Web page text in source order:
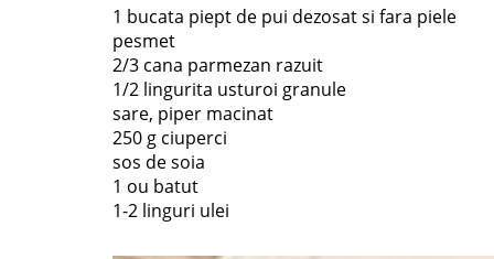
1 bucata piept de pui dezosat si fara piele
pesmet
2/3 cana parmezan razuit
1/2 lingurita usturoi granule
sare, piper macinat
250 g ciuperci
sos de soia
1 ou batut
1-2 linguri ulei